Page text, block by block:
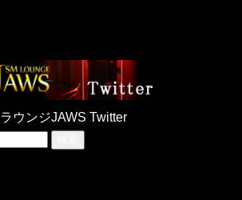
ラウンジJAWS Twitter